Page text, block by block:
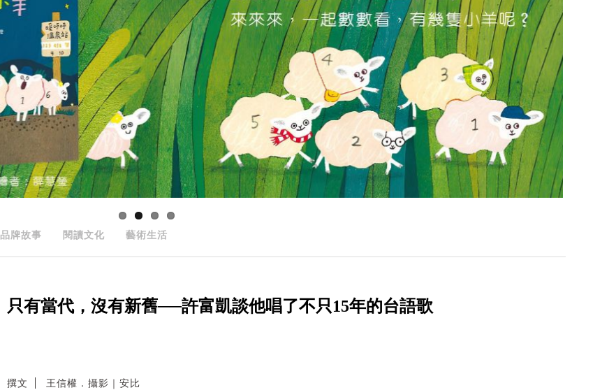
品牌故事 閱讀文化 藝術生活
只有當代，沒有新舊──許富凱談他唱了不只15年的台語歌
撰文 王信權．攝影｜安比